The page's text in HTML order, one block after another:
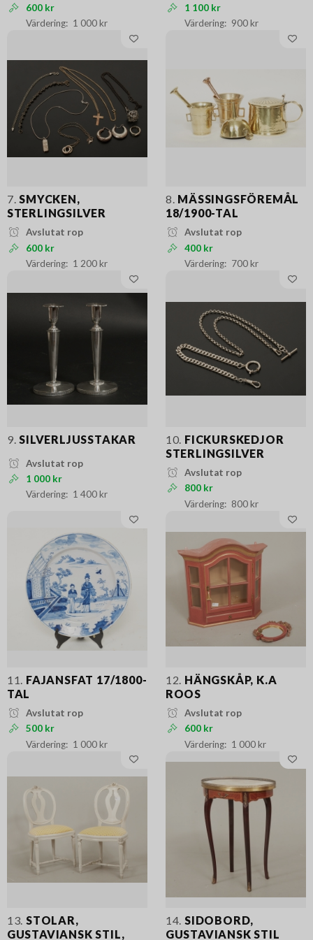
600 kr
1 000 kr
1 100 kr
900 kr
7. SMYCKEN,
STERLINGSILVER
Avslutat rop
600 kr
1 200 kr
8. MÄSSINGSFÖREMÅL
18/1900-TAL
Avslutat rop
400 kr
700 kr
9. SILVERLJUSSTAKAR
Avslutat rop
1 000 kr
1 400 kr
10. FICKURSKEDJOR
STERLINGSILVER
Avslutat rop
800 kr
800 kr
11.
FAJANSFAT 17/1800-
TAL
Avslutat rop
500 kr
1 000 kr
12. HÄNGSKÅP, K.A
ROOS
Avslutat rop
600 kr
1 000 kr
13. STOLAR,
GUSTAVIANSK STIL,
14. SIDOBORD,
GUSTAVIANSK STIL